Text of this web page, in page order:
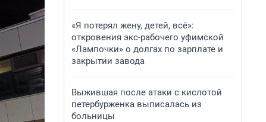
«Я потерял жену, детей, всё»:
откровения экс-рабочего уфимской
«Лампочки» о долгах по зарплате и
закрытии завода
Выжившая после атаки с кислотой
петербурженка выписалась из
больницы